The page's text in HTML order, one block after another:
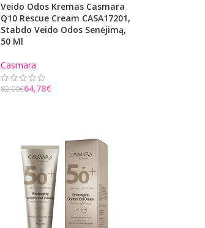
Veido Odos Kremas Casmara
Q10 Rescue Cream CASA17201,
Stabdo Veido Odos Senėjimą,
50 Ml
Casmara
82,00€64,78€